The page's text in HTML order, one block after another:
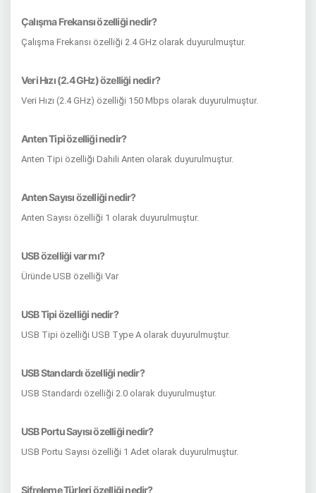
Çalışma Frekansı özelliği nedir?
Çalışma Frekansı özelliği 2.4 GHz olarak duyurulmuştur.
Veri Hızı (2.4 GHz) özelliği nedir?
Veri Hızı (2.4 GHz) özelliği 150 Mbps olarak duyurulmuştur.
Anten Tipi özelliği nedir?
Anten Tipi özelliği Dahili Anten olarak duyurulmuştur.
Anten Sayısı özelliği nedir?
Anten Sayısı özelliği 1 olarak duyurulmuştur.
USB özelliği var mı?
Üründe USB özelliği Var
USB Tipi özelliği nedir?
USB Tipi özelliği USB Type A olarak duyurulmuştur.
USB Standardı özelliği nedir?
USB Standardı özelliği 2.0 olarak duyurulmuştur.
USB Portu Sayısı özelliği nedir?
USB Portu Sayısı özelliği 1 Adet olarak duyurulmuştur.
Şifreleme Türleri özelliği nedir?